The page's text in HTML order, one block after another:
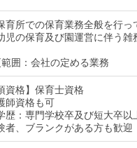
育所での保育業務全般を行っ
児の保育及び園運営に伴う雑
囲：会社の定める業務
資格】保育士資格
師資格も可
歴：専門学校卒及び短大卒以
者、ブランクがある方も歓迎